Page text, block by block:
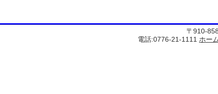
〒910-
電話:0776-21-1111 ホー